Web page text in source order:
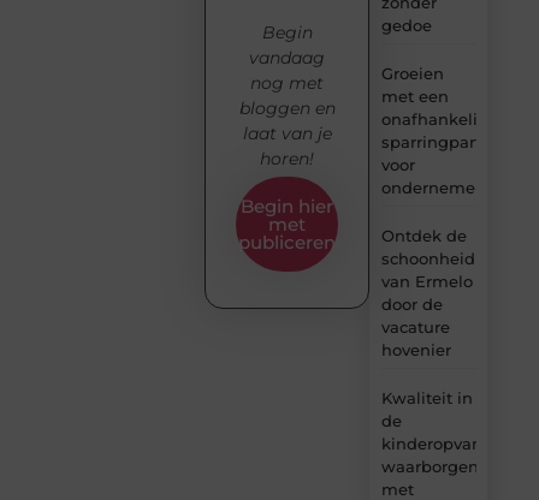
gedoe
Groeien
met een
onafhankelijke
sparringpartner
voor
ondernemers
Ontdek de
schoonheid
van Ermelo
door de
vacature
hovenier
Kwaliteit in
de
kinderopvang
waarborgen
met
Begin
vandaag
nog met
bloggen en
laat van je
horen!
Begin hier
met
publiceren